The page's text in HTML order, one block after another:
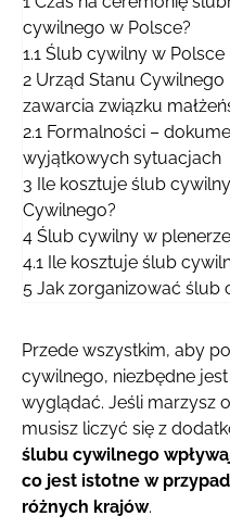
cywilnego w Polsce?
1.1 Ślub cywilny w Polsce
2 Urząd Stanu
zawarcia związku
2.1 Formalności –
wyjątkowych sytuacjach
3 Ile kosztuje ślub
Cywilnego?
4 Ślub cywilny w
4.1 Ile kosztuje ślub
5 Jak zorganizować ślub
Przede wszystkim, aby
cywilnego, niezbędne
wyglądać. Jeśli marzysz
musisz liczyć się z
ślubu cywilnego
co jest istotne w
różnych krajów.